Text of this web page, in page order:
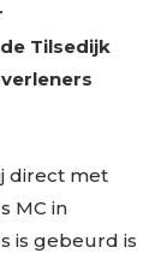
Tilsedijk
direct met
MC in
is gebeurd is